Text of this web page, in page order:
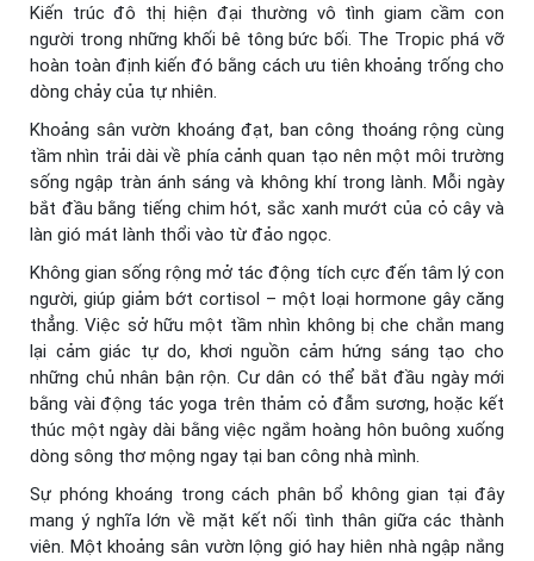
Kiến trúc đô thị hiện đại thường vô tình giam cầm con
người trong những khối bê tông bức bối. The Tropic phá vỡ
hoàn toàn định kiến đó bằng cách ưu tiên khoảng trống cho
dòng chảy của tự nhiên.
Khoảng sân vườn khoáng đạt, ban công thoáng rộng cùng
tầm nhìn trải dài về phía cảnh quan tạo nên một môi trường
sống ngập tràn ánh sáng và không khí trong lành. Mỗi ngày
bắt đầu bằng tiếng chim hót, sắc xanh mướt của cỏ cây và
làn gió mát lành thổi vào từ đảo ngọc.
Không gian sống rộng mở tác động tích cực đến tâm lý con
người, giúp giảm bớt cortisol – một loại hormone gây căng
thẳng. Việc sở hữu một tầm nhìn không bị che chắn mang
lại cảm giác tự do, khơi nguồn cảm hứng sáng tạo cho
những chủ nhân bận rộn. Cư dân có thể bắt đầu ngày mới
bằng vài động tác yoga trên thảm cỏ đẫm sương, hoặc kết
thúc một ngày dài bằng việc ngắm hoàng hôn buông xuống
dòng sông thơ mộng ngay tại ban công nhà mình.
Sự phóng khoáng trong cách phân bổ không gian tại đây
mang ý nghĩa lớn về mặt kết nối tình thân giữa các thành
viên. Một khoảng sân vườn lộng gió hay hiên nhà ngập nắng